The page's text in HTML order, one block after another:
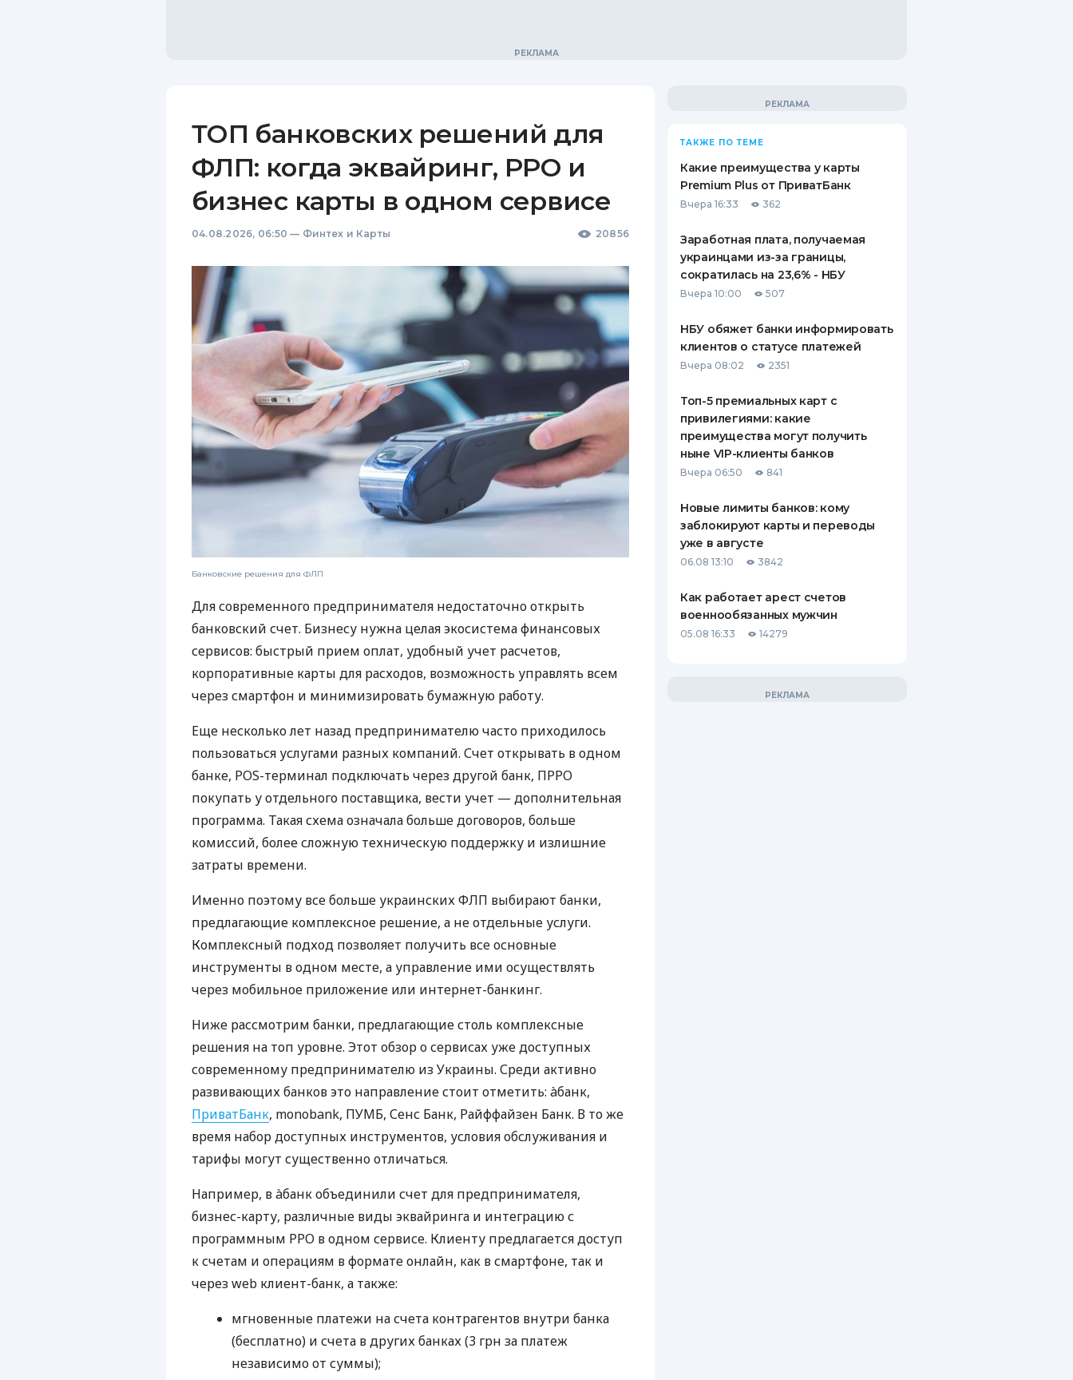
ТОП банковских решений для
ФЛП: когда эквайринг, РРО и
бизнес карты в одном сервисе
04.08.2026, 06:50 — Финтех и Карты 20856
Банковские решения для ФЛП
Для современного предпринимателя недостаточно открыть
банковский счет. Бизнесу нужна целая экосистема финансовых
сервисов: быстрый прием оплат, удобный учет расчетов,
корпоративные карты для расходов, возможность управлять всем
через смартфон и минимизировать бумажную работу.
Еще несколько лет назад предпринимателю часто приходилось
пользоваться услугами разных компаний. Счет открывать в одном
банке, POS-терминал подключать через другой банк, ПРРО
покупать у отдельного поставщика, вести учет — дополнительная
программа. Такая схема означала больше договоров, больше
комиссий, более сложную техническую поддержку и излишние
затраты времени.
Именно поэтому все больше украинских ФЛП выбирают банки,
предлагающие комплексное решение, а не отдельные услуги.
Комплексный подход позволяет получить все основные
инструменты в одном месте, а управление ими осуществлять
через мобильное приложение или интернет-банкинг.
Ниже рассмотрим банки, предлагающие столь комплексные
решения на топ уровне. Этот обзор о сервисах уже доступных
современному предпринимателю из Украины. Среди активно
развивающих банков это направление стоит отметить: àбанк,
ПриватБанк, monobank, ПУМБ, Сенс Банк, Райффайзен Банк. В то же
время набор доступных инструментов, условия обслуживания и
тарифы могут существенно отличаться.
Например, в àбанк объединили счет для предпринимателя,
бизнес-карту, различные виды эквайринга и интеграцию с
программным РРО в одном сервисе. Клиенту предлагается доступ
к счетам и операциям в формате онлайн, как в смартфоне, так и
через web клиент-банк, а также:
мгновенные платежи на счета контрагентов внутри банка
(бесплатно) и счета в других банках (3 грн за платеж
независимо от суммы);
ТАКЖЕ ПО ТЕМЕ
Какие преимущества у карты
Premium Plus от ПриватБанк
Вчера 16:33 362
Заработная плата, получаемая
украинцами из-за границы,
сократилась на 23,6% - НБУ
Вчера 10:00 507
НБУ обяжет банки информировать
клиентов о статусе платежей
Вчера 08:02 2351
Топ-5 премиальных карт с
привилегиями: какие
преимущества могут получить
ныне VIP-клиенты банков
Вчера 06:50 841
Новые лимиты банков: кому
заблокируют карты и переводы
уже в августе
06.08 13:10 3842
Как работает арест счетов
военнообязанных мужчин
05.08 16:33 14279